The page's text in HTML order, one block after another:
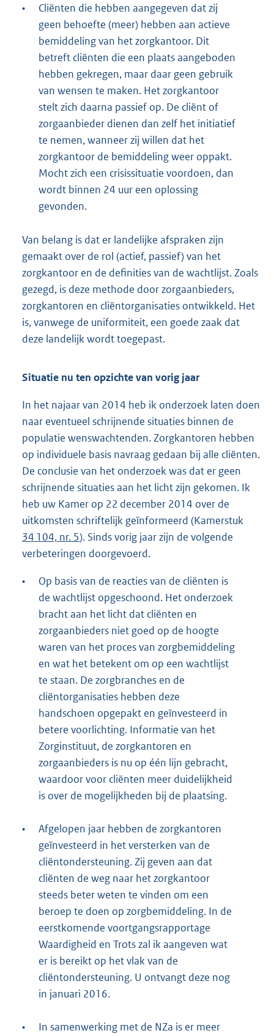
•
Cliënten die hebben aangegeven dat zij
geen behoefte (meer) hebben aan actieve
bemiddeling van het zorgkantoor. Dit
betreft cliënten die een plaats aangeboden
hebben gekregen, maar daar geen gebruik
van wensen te maken. Het zorgkantoor
stelt zich daarna passief op. De cliënt of
zorgaanbieder dienen dan zelf het initiatief
te nemen, wanneer zij willen dat het
zorgkantoor de bemiddeling weer oppakt.
Mocht zich een crisissituatie voordoen, dan
wordt binnen 24 uur een oplossing
gevonden.
Van belang is dat er landelijke afspraken zijn
gemaakt over de rol (actief, passief) van het
zorgkantoor en de definities van de wachtlijst. Zoals
gezegd, is deze methode door zorgaanbieders,
zorgkantoren en cliëntorganisaties ontwikkeld. Het
is, vanwege de uniformiteit, een goede zaak dat
deze landelijk wordt toegepast.
Situatie nu ten opzichte van vorig jaar
In het najaar van 2014 heb ik onderzoek laten doen
naar eventueel schrijnende situaties binnen de
populatie wenswachtenden. Zorgkantoren hebben
op individuele basis navraag gedaan bij alle cliënten.
De conclusie van het onderzoek was dat er geen
schrijnende situaties aan het licht zijn gekomen. Ik
heb uw Kamer op 22 december 2014 over de
uitkomsten schriftelijk geïnformeerd (Kamerstuk
34 104, nr. 5). Sinds vorig jaar zijn de volgende
verbeteringen doorgevoerd.
•
Op basis van de reacties van de cliënten is
de wachtlijst opgeschoond. Het onderzoek
bracht aan het licht dat cliënten en
zorgaanbieders niet goed op de hoogte
waren van het proces van zorgbemiddeling
en wat het betekent om op een wachtlijst
te staan. De zorgbranches en de
cliëntorganisaties hebben deze
handschoen opgepakt en geïnvesteerd in
betere voorlichting. Informatie van het
Zorginstituut, de zorgkantoren en
zorgaanbieders is nu op één lijn gebracht,
waardoor voor cliënten meer duidelijkheid
is over de mogelijkheden bij de plaatsing.
•
Afgelopen jaar hebben de zorgkantoren
geïnvesteerd in het versterken van de
cliëntondersteuning. Zij geven aan dat
cliënten de weg naar het zorgkantoor
steeds beter weten te vinden om een
beroep te doen op zorgbemiddeling. In de
eerstkomende voortgangsrapportage
Waardigheid en Trots zal ik aangeven wat
er is bereikt op het vlak van de
cliëntondersteuning. U ontvangt deze nog
in januari 2016.
•
In samenwerking met de NZa is er meer